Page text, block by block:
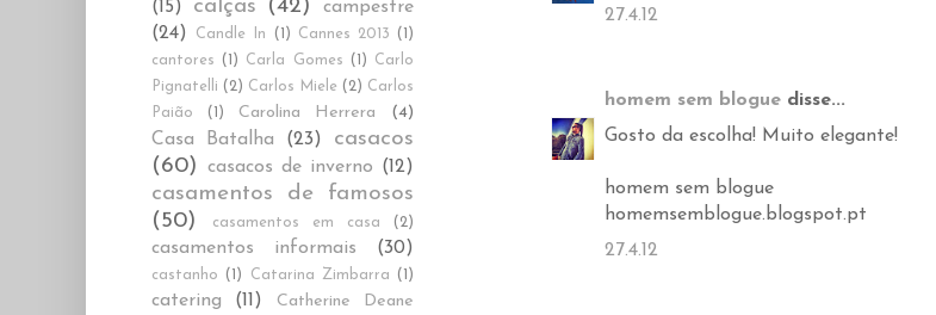
27.4.12
homem sem blogue disse...
Gosto da escolha! Muito elegante!
homem sem blogue
homemsemblogue.blogspot.pt
27.4.12
(15)
calças (42)
campestre
(24)
Candle In (1) Cannes 2013
(1)
cantores
(1) Carla Gomes (1)
Carlo
Pignatelli (2) Carlos Miele (2) Carlos
Paião
(1) Carolina Herrera (4)
Casa Batalha (23)
casacos
(60)
casacos de inverno (12)
casamentos de famosos
(50)
casamentos em casa (2)
casamentos informais (30)
castanho (1) Catarina Zimbarra (1)
catering (11)
Catherine Deane